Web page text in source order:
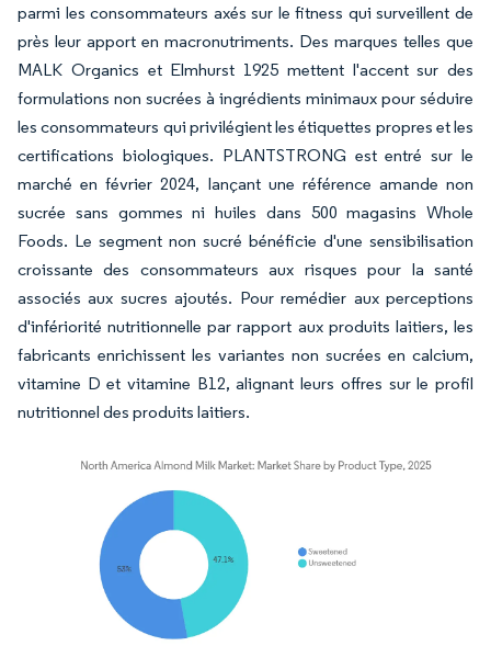
parmi les consommateurs axés sur le fitness qui surveillent de
près leur apport en macronutriments. Des marques telles que
MALK Organics et Elmhurst 1925 mettent l'accent sur des
formulations non sucrées à ingrédients minimaux pour séduire
les consommateurs qui privilégient les étiquettes propres et les
certifications biologiques. PLANTSTRONG est entré sur le
marché en février 2024, lançant une référence amande non
sucrée sans gommes ni huiles dans 500 magasins Whole
Foods. Le segment non sucré bénéficie d'une sensibilisation
croissante des consommateurs aux risques pour la santé
associés aux sucres ajoutés. Pour remédier aux perceptions
d'infériorité nutritionnelle par rapport aux produits laitiers, les
fabricants enrichissent les variantes non sucrées en calcium,
vitamine D et vitamine B12, alignant leurs offres sur le profil
nutritionnel des produits laitiers.